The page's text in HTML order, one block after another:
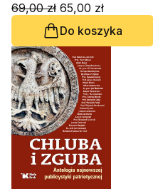
69,00 zł 65,00 zł
Do koszyka